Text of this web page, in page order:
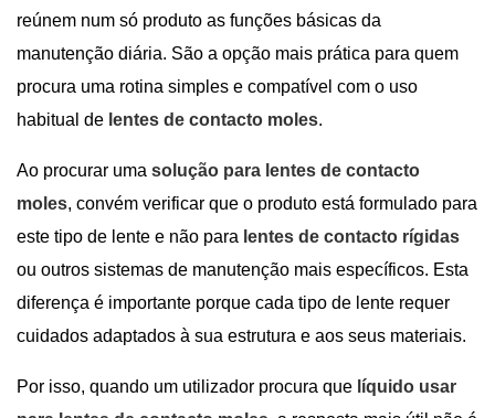
reúnem num só produto as funções básicas da
manutenção diária. São a opção mais prática para quem
procura uma rotina simples e compatível com o uso
habitual de lentes de contacto moles.
Ao procurar uma solução para lentes de contacto
moles, convém verificar que o produto está formulado para
este tipo de lente e não para lentes de contacto rígidas
ou outros sistemas de manutenção mais específicos. Esta
diferença é importante porque cada tipo de lente requer
cuidados adaptados à sua estrutura e aos seus materiais.
Por isso, quando um utilizador procura que líquido usar